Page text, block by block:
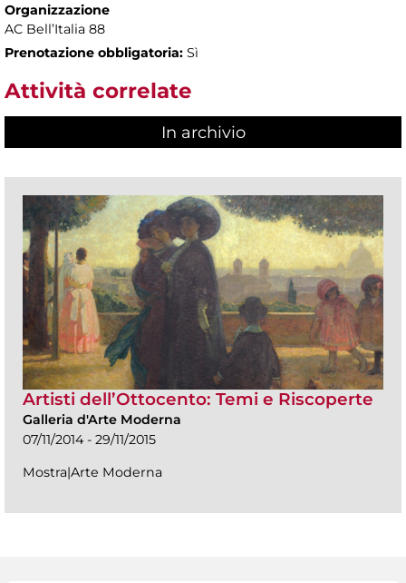
Organizzazione
AC Bell’Italia 88
Prenotazione obbligatoria: Sì
Attività correlate
In archivio
Artisti dell’Ottocento: Temi e Riscoperte
Galleria d'Arte Moderna
07/11/2014 - 29/11/2015
Mostra|Arte Moderna